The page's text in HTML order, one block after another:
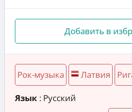
Добавить в
Рок-музыка Латвия
Язык : Русский